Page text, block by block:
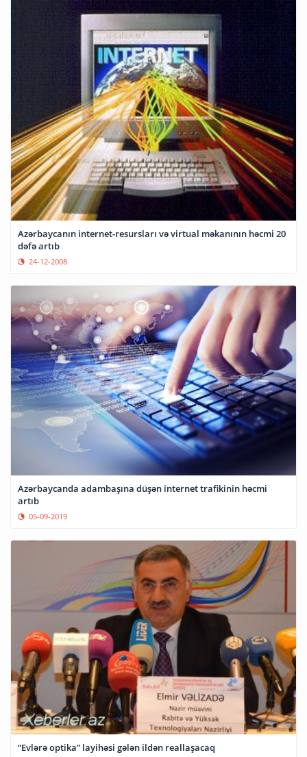
Azərbaycanın internet-resursları və virtual məkanının həcmi 20
dəfə artıb
24-12-2008
Azərbaycanda adambaşına düşən internet trafikinin həcmi
artıb
05-09-2019
“Evlərə optika” layihəsi gələn ildən reallaşacaq